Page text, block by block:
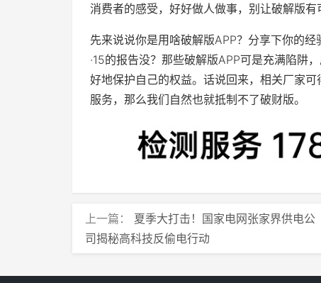
消费者的感受，好好做人做事，别让破解版有
先来说说你是用啥破解版APP？分享下你的
·15的报告没？那些破解版APP可是充满陷阱
好地保护自己的权益。话说回来，相关厂家
服务，那么我们自然也就抵制不了破财版。
上一篇： 夏季大打击！国家电网张家界供电公
司揭秘高科技反偷电行动